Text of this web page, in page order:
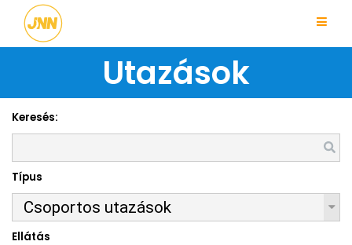
Utazások
Keresés:
Típus
Ellátás